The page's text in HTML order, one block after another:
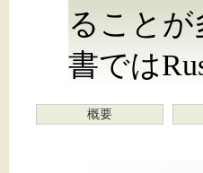
ること
書では
概要